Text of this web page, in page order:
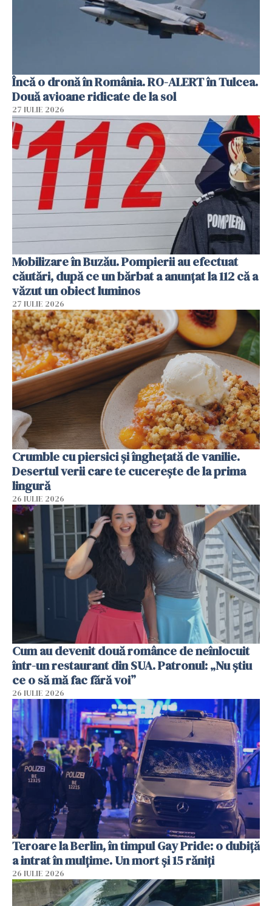
Încă o dronă în România. RO-ALERT în Tulcea.
Două avioane ridicate de la sol
27 IULIE 2026
Mobilizare în Buzău. Pompierii au efectuat
căutări, după ce un bărbat a anunțat la 112 că a
văzut un obiect luminos
27 IULIE 2026
Crumble cu piersici și înghețată de vanilie.
Desertul verii care te cucerește de la prima
lingură
26 IULIE 2026
Cum au devenit două românce de neînlocuit
într-un restaurant din SUA. Patronul: „Nu știu
ce o să mă fac fără voi”
26 IULIE 2026
Teroare la Berlin, în timpul Gay Pride: o dubiță
a intrat în mulțime. Un mort și 15 răniți
26 IULIE 2026